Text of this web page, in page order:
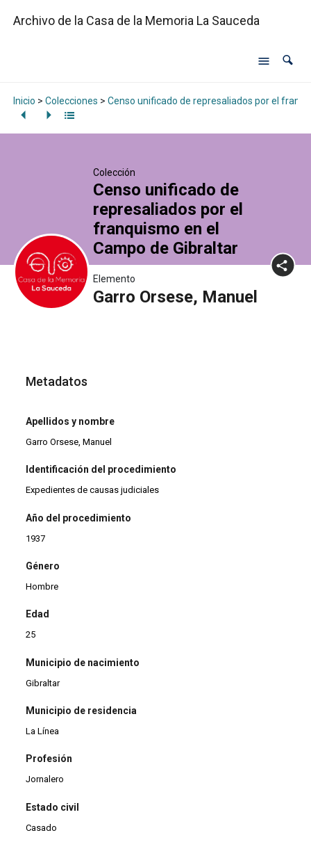
Archivo de la Casa de la Memoria La Sauceda
Inicio > Colecciones > Censo unificado de represaliados por el
Colección
Censo unificado de
represaliados por el
franquismo en el
Campo de Gibraltar
Elemento
Garro Orsese, Manuel
Metadatos
Apellidos y nombre
Garro Orsese, Manuel
Identificación del procedimiento
Expedientes de causas judiciales
Año del procedimiento
1937
Género
Hombre
Edad
25
Municipio de nacimiento
Gibraltar
Municipio de residencia
La Línea
Profesión
Jornalero
Estado civil
Casado